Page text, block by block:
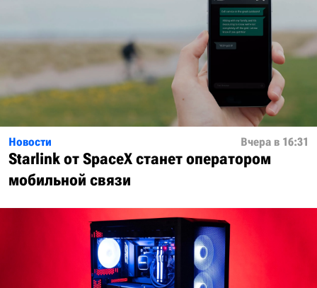
Новости Вчера в 16:31
Starlink от SpaceX станет оператором
мобильной связи